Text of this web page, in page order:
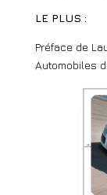
LE PLUS :
Préface de
Automobiles